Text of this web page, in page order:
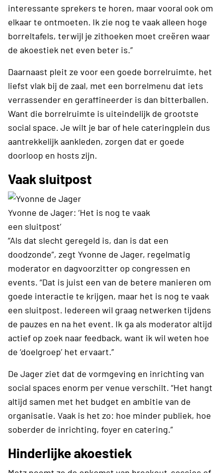
interessante sprekers te horen, maar vooral ook om
elkaar te ontmoeten. Ik zie nog te vaak alleen hoge
borreltafels, terwijl je zithoeken moet creëren waar
de akoestiek net even beter is.”
Daarnaast pleit ze voor een goede borrelruimte, het
liefst vlak bij de zaal, met een borrelmenu dat iets
verrassender en geraffineerder is dan bitterballen.
Want die borrelruimte is uiteindelijk de grootste
social space. Je wilt je bar of hele cateringplein dus
aantrekkelijk aankleden, zorgen dat er goede
doorloop en hosts zijn.
Vaak sluitpost
Yvonne de Jager: ‘Het is nog te vaak
een sluitpost’
“Als dat slecht geregeld is, dan is dat een
doodzonde”, zegt Yvonne de Jager, regelmatig
moderator en dagvoorzitter op congressen en
events. “Dat is juist een van de betere manieren om
goede interactie te krijgen, maar het is nog te vaak
een sluitpost. Iedereen wil graag netwerken tijdens
de pauzes en na het event. Ik ga als moderator altijd
actief op zoek naar feedback, want ik wil weten hoe
de ‘doelgroep’ het ervaart.”
De Jager ziet dat de vormgeving en inrichting van
social spaces enorm per venue verschilt. “Het hangt
altijd samen met het budget en ambitie van de
organisatie. Vaak is het zo: hoe minder publiek, hoe
soberder de inrichting, foyer en catering.”
Hinderlijke akoestiek